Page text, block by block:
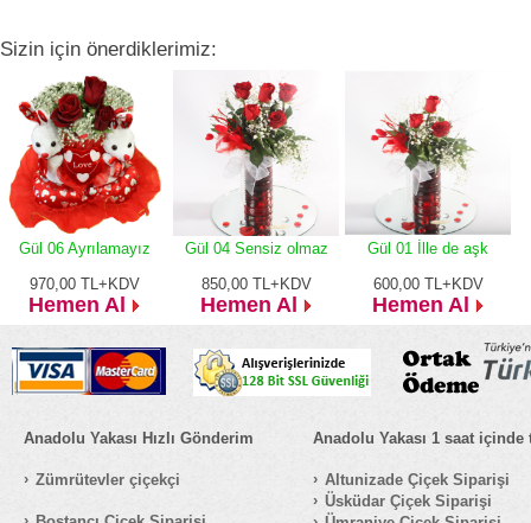
Sizin için önerdiklerimiz:
Gül 06 Ayrılamayız
970,00 TL+KDV
Hemen Al
Gül 04 Sensiz olmaz
850,00 TL+KDV
Hemen Al
Gül 01 İlle de aşk
600,00 TL+KDV
Hemen Al
Anadolu Yakası Hızlı Gönderim
Zümrütevler çiçekçi
Anadolu Yakası 1 saat içinde
Altunizade Çiçek Siparişi
Üsküdar Çiçek Siparişi